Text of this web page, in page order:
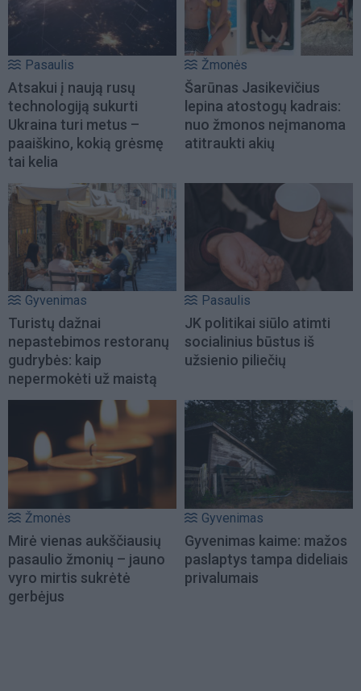
Pasaulis
Atsakui į naują rusų
technologiją sukurti
Ukraina turi metus –
paaiškino, kokią grėsmę
tai kelia
Žmonės
Šarūnas Jasikevičius
lepina atostogų kadrais:
nuo žmonos neįmanoma
atitraukti akių
Gyvenimas
Turistų dažnai
nepastebimos restoranų
gudrybės: kaip
nepermokėti už maistą
Pasaulis
JK politikai siūlo atimti
socialinius būstus iš
užsienio piliečių
Žmonės
Mirė vienas aukščiausių
pasaulio žmonių – jauno
vyro mirtis sukrėtė
gerbėjus
Gyvenimas
Gyvenimas kaime: mažos
paslaptys tampa dideliais
privalumais